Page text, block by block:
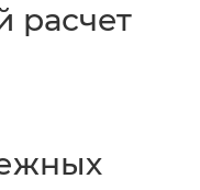
расчет